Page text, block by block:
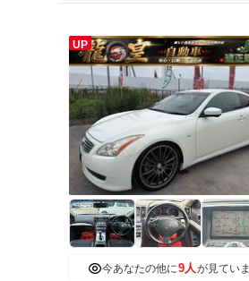
UP
今あなたの他に9人が見てい